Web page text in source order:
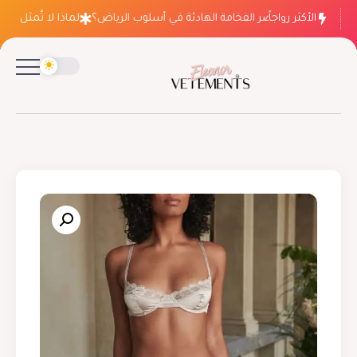
الأكثر رواجاً
لماذا ينتصر الفخامة الهادئة في أسلوب الرياض؟ لماذا لا تُمثل